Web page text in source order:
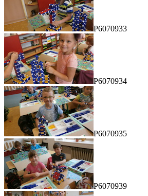
P6070933
P6070934
P6070935
P6070939